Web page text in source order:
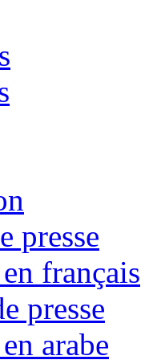
presse
français
presse
arabe